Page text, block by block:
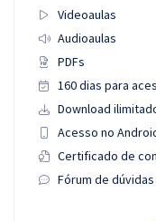
Videoaulas
Audioaulas
PDFs
160 dias para
Download
Acesso no
Certificado de
Fórum de